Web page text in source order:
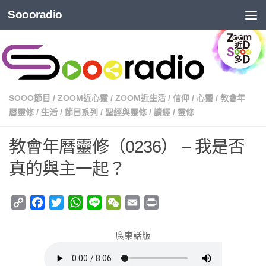
Soooradio
SOOO節目 / ZOOM近心靈 / ZOOM近生活 / 信仰 / 心靈 / 教會年
曆靈修 / 生活 / 節目系列 / 聖經與靈修 / 讀經 / 靈修
教會年曆靈修（0236） – 我是否
真的與主一起？
Copy
Facebook
TwitterWhatsApp
Line WeChat
Email
廣東話版